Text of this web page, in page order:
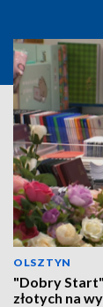
OLSZTYN
"Dobry
złotych na